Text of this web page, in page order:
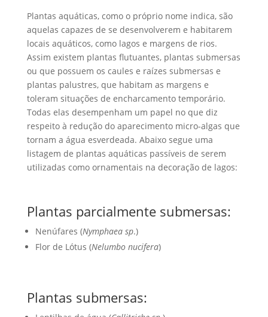
Plantas aquáticas, como o próprio nome indica, são
aquelas capazes de se desenvolverem e habitarem
locais aquáticos, como lagos e margens de rios.
Assim existem plantas flutuantes, plantas submersas
ou que possuem os caules e raízes submersas e
plantas palustres, que habitam as margens e
toleram situações de encharcamento temporário.
Todas elas desempenham um papel no que diz
respeito à redução do aparecimento micro-algas que
tornam a água esverdeada. Abaixo segue uma
listagem de plantas aquáticas passíveis de serem
utilizadas como ornamentais na decoração de lagos:
Plantas parcialmente submersas:
Nenúfares (Nymphaea sp.)
Flor de Lótus (Nelumbo nucifera)
Plantas submersas: